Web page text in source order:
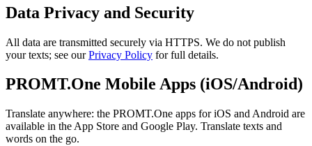
Data Privacy and Security
All data are transmitted securely via HTTPS. We do not publish
your texts; see ourPrivacy Policy for full details.
PROMT.One Mobile Apps (iOS/Android)
Translate anywhere: the PROMT.One apps for iOS and Android are
available in the App Store and Google Play. Translate texts and
words on the go.